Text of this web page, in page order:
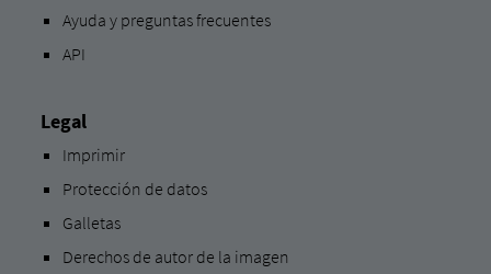
Ayuda y preguntas frecuentes
API
Legal
Imprimir
Protección de datos
Galletas
Derechos de autor de la imagen